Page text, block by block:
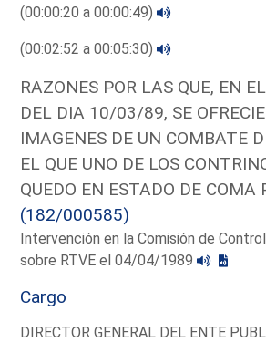
(00:00:20 a 00:00:49)
(00:02:52 a 00:05:30)
RAZONES POR LAS QUE, EN
DEL DIA 10/03/89, SE
IMAGENES DE UN COMBATE
EL QUE UNO DE LOS
QUEDO EN ESTADO DE COMA
(182/000585)
Intervención en la Comisión de
sobre RTVE el 04/04/1989
Cargo
DIRECTOR GENERAL DEL ENTE